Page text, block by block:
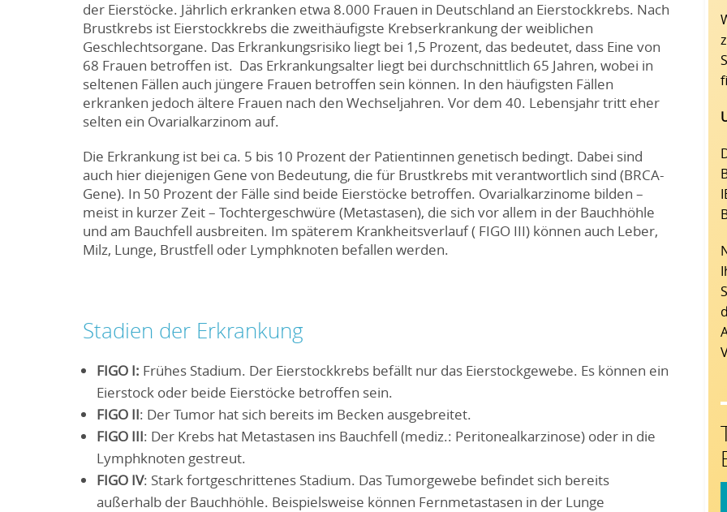
der Eierstöcke. Jährlich erkranken etwa 8.000 Frauen in Deutschland an Eierstockkrebs. Nach
Brustkrebs ist Eierstockkrebs die zweithäufigste Krebserkrankung der weiblichen
Geschlechtsorgane. Das Erkrankungsrisiko liegt bei 1,5 Prozent, das bedeutet, dass Eine von
68 Frauen betroffen ist. Das Erkrankungsalter liegt bei durchschnittlich 65 Jahren, wobei in
seltenen Fällen auch jüngere Frauen betroffen sein können. In den häufigsten Fällen
erkranken jedoch ältere Frauen nach den Wechseljahren. Vor dem 40. Lebensjahr tritt eher
selten ein Ovarialkarzinom auf.
Die Erkrankung ist bei ca. 5 bis 10 Prozent der Patientinnen genetisch bedingt. Dabei sind
auch hier diejenigen Gene von Bedeutung, die für Brustkrebs mit verantwortlich sind (BRCA-
Gene). In 50 Prozent der Fälle sind beide Eierstöcke betroffen. Ovarialkarzinome bilden –
meist in kurzer Zeit – Tochtergeschwüre (Metastasen), die sich vor allem in der Bauchhöhle
und am Bauchfell ausbreiten. Im späterem Krankheitsverlauf ( FIGO III) können auch Leber,
Milz, Lunge, Brustfell oder Lymphknoten befallen werden.
Stadien der Erkrankung
FIGO I: Frühes Stadium. Der Eierstockkrebs befällt nur das Eierstockgewebe. Es können ein
Eierstock oder beide Eierstöcke betroffen sein.
FIGO II: Der Tumor hat sich bereits im Becken ausgebreitet.
FIGO III: Der Krebs hat Metastasen ins Bauchfell (mediz.: Peritonealkarzinose) oder in die
Lymphknoten gestreut.
FIGO IV: Stark fortgeschrittenes Stadium. Das Tumorgewebe befindet sich bereits
außerhalb der Bauchhöhle. Beispielsweise können Fernmetastasen in der Lunge